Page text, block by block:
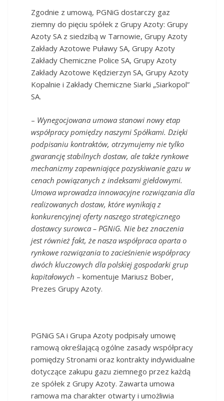
Zgodnie z umową, PGNiG dostarczy gaz
ziemny do pięciu spółek z Grupy Azoty: Grupy
Azoty SA z siedzibą w Tarnowie, Grupy Azoty
Zakłady Azotowe Puławy SA, Grupy Azoty
Zakłady Chemiczne Police SA, Grupy Azoty
Zakłady Azotowe Kędzierzyn SA, Grupy Azoty
Kopalnie i Zakłady Chemiczne Siarki „Siarkopol”
SA.
– Wynegocjowana umowa stanowi nowy etap
współpracy pomiędzy naszymi Spółkami. Dzięki
podpisaniu kontraktów, otrzymujemy nie tylko
gwarancję stabilnych dostaw, ale także rynkowe
mechanizmy zapewniające pozyskiwanie gazu w
cenach powiązanych z indeksami giełdowymi.
Umowa wprowadza innowacyjne rozwiązania dla
realizowanych dostaw, które wynikają z
konkurencyjnej oferty naszego strategicznego
dostawcy surowca – PGNiG. Nie bez znaczenia
jest również fakt, że nasza współpraca oparta o
rynkowe rozwiązania to zacieśnienie współpracy
dwóch kluczowych dla polskiej gospodarki grup
kapitałowych ­– komentuje Mariusz Bober,
Prezes Grupy Azoty.
PGNiG SA i Grupa Azoty podpisały umowę
ramową określającą ogólne zasady współpracy
pomiędzy Stronami oraz kontrakty indywidualne
dotyczące zakupu gazu ziemnego przez każdą
ze spółek z Grupy Azoty. Zawarta umowa
ramowa ma charakter otwarty i umożliwia